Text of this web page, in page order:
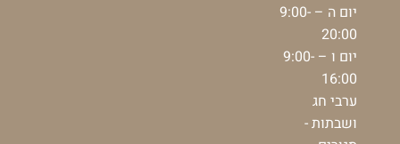
יום ה – 9:00-
20:00
יום ו – 9:00-
16:00
ערבי חג
ושבתות -